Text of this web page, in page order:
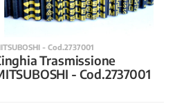
- Cod.2737001
Trasmissione
- Cod.2737001